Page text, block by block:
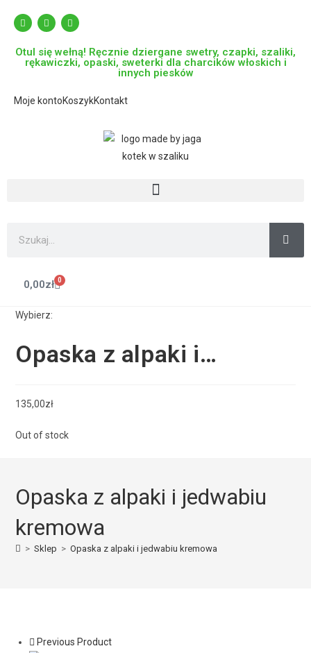
Otul się wełną! Ręcznie dziergane swetry, czapki, szaliki,
rękawiczki, opaski, sweterki dla charcików włoskich i
innych piesków
Moje kontoKoszykKontakt
0,00zł 0
Wybierz:
Opaska z alpaki i…
135,00zł
Out of stock
Opaska z alpaki i jedwabiu
kremowa
> Sklep > Opaska z alpaki i jedwabiu kremowa
Previous Product